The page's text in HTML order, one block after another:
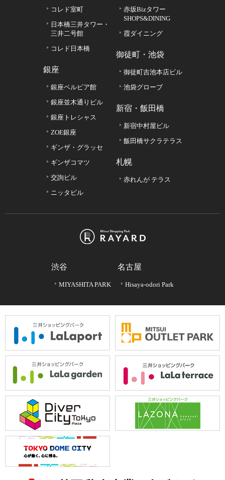
コレド室町
日本橋三井タワー・
三井二号館
コレド日本橋
銀座
銀座ベルビア館
銀座並木通りビル
銀座トレシャス
ZOE銀座
ギンザ・グラッセ
ギンザコマツ
交詢ビル
ニッタビル
赤坂Bizタワー
SHOPS&DINING
霞ダイニング
御徒町・池袋
御徒町吉池本店ビル
池袋グローブ
新宿・飯田橋
新宿中村屋ビル
飯田橋サクラテラス
札幌
赤れんが テラス
渋谷
MIYASHITA PARK
名古屋
Hisaya-odori Park